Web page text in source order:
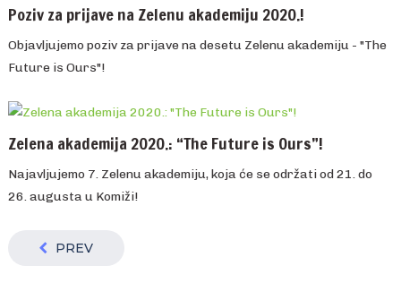
Poziv za prijave na Zelenu akademiju 2020.!
Objavljujemo poziv za prijave na desetu Zelenu akademiju - "The
Future is Ours"!
Zelena akademija 2020.: “The Future is Ours”!
Najavljujemo 7. Zelenu akademiju, koja će se održati od 21. do
26. augusta u Komiži!
PREV